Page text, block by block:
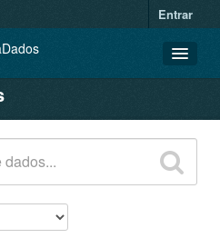
Entrar